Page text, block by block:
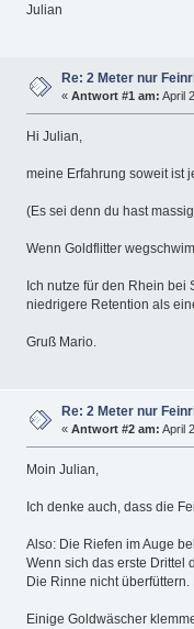
Julian
Re: 2 Meter nur
« Antwort #1 am: April
Hi Julian,
meine Erfahrung soweit ist
(Es sei denn du hast
Wenn Goldflitter
Ich nutze für den Rhein
niedrigere Retention als
Gruß Mario.
Re: 2 Meter nur
« Antwort #2 am: April
Moin Julian,
Ich denke auch, dass die
Also: Die Riefen im Auge
Wenn sich das erste Drittel
Die Rinne nicht
Einige Goldwäscher